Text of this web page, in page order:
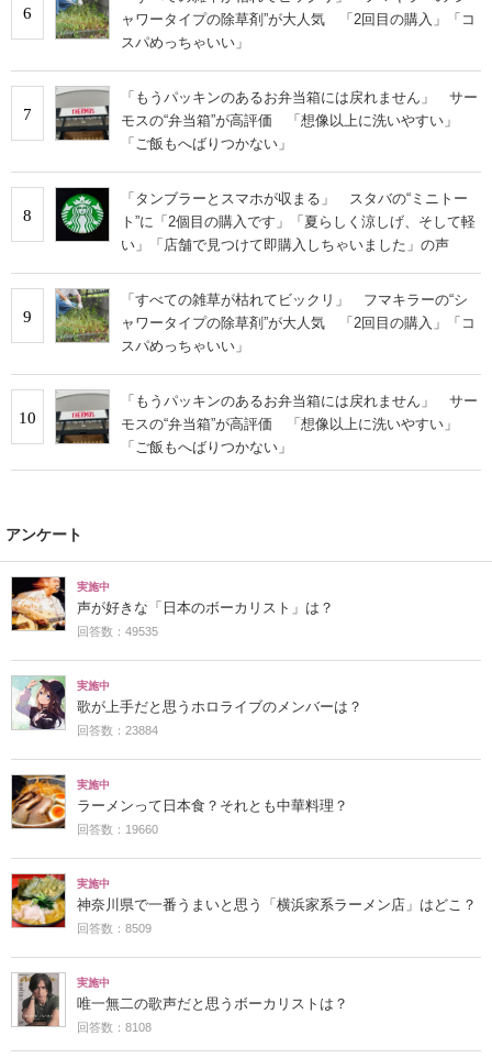
6
ャワータイプの除草剤”が大人気 「2回目の購入」「コ
スパめっちゃいい」
7
「もうパッキンのあるお弁当箱には戻れません」 サー
モスの“弁当箱”が高評価 「想像以上に洗いやすい」
「ご飯もへばりつかない」
8
「タンブラーとスマホが収まる」 スタバの“ミニトー
ト”に「2個目の購入です」「夏らしく涼しげ、そして軽
い」「店舗で見つけて即購入しちゃいました」の声
9
「すべての雑草が枯れてビックリ」 フマキラーの“シ
ャワータイプの除草剤”が大人気 「2回目の購入」「コ
スパめっちゃいい」
10
「もうパッキンのあるお弁当箱には戻れません」 サー
モスの“弁当箱”が高評価 「想像以上に洗いやすい」
「ご飯もへばりつかない」
アンケート
実施中
声が好きな「日本のボーカリスト」は？
回答数：49535
実施中
歌が上手だと思うホロライブのメンバーは？
回答数：23884
実施中
ラーメンって日本食？それとも中華料理？
回答数：19660
実施中
神奈川県で一番うまいと思う「横浜家系ラーメン店」はどこ？
回答数：8509
実施中
唯一無二の歌声だと思うボーカリストは？
回答数：8108